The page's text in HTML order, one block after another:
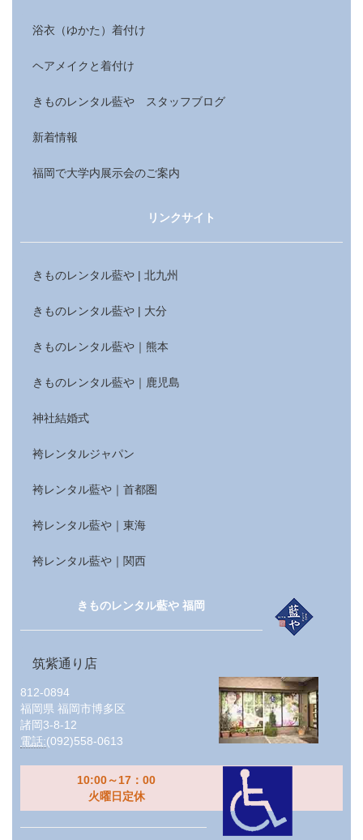
浴衣（ゆかた）着付け
ヘアメイクと着付け
きものレンタル藍や スタッフブログ
新着情報
福岡で大学内展示会のご案内
リンクサイト
きものレンタル藍や | 北九州
きものレンタル藍や | 大分
きものレンタル藍や｜熊本
きものレンタル藍や｜鹿児島
神社結婚式
袴レンタルジャパン
袴レンタル藍や｜首都圏
袴レンタル藍や｜東海
袴レンタル藍や｜関西
きものレンタル藍や 福岡
筑紫通り店
812-0894
福岡県 福岡市博多区
諸岡3-8-12
電話:(092)558-0613
10:00～17：00
火曜日定休